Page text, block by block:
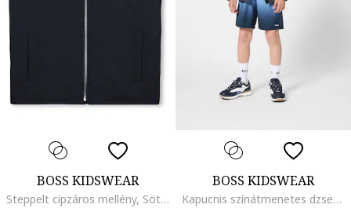
BOSS KIDSWEAR
Steppelt cipzáros mellény, Sötétkék
BOSS KIDSWEAR
Kapucnis színátmenetes dzseki, Bézs/Kék